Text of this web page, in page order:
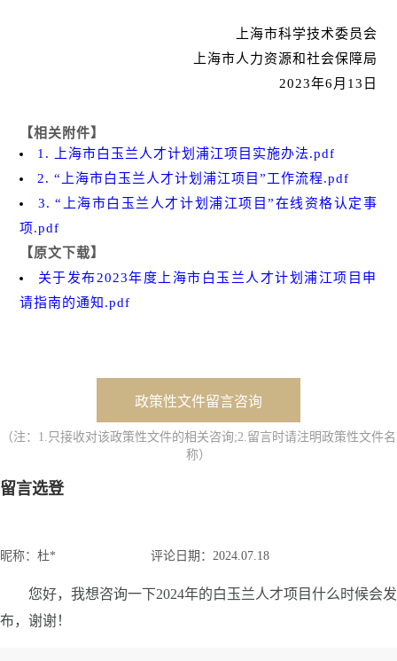
上海市科学技术委员会
上海市人力资源和社会保障局
2023年6月13日
【相关附件】
1. 上海市白玉兰人才计划浦江项目实施办法.pdf
2. “上海市白玉兰人才计划浦江项目”工作流程.pdf
3. “上海市白玉兰人才计划浦江项目”在线资格认定事
项.pdf
【原文下载】
关于发布2023年度上海市白玉兰人才计划浦江项目申
请指南的通知.pdf
政策性文件留言咨询
（注：1.只接收对该政策性文件的相关咨询;2.留言时请注明政策性文件名
称）
留言选登
昵称： 杜* 评论日期： 2024.07.18
您好，我想咨询一下2024年的白玉兰人才项目什么时候会发
布，谢谢！